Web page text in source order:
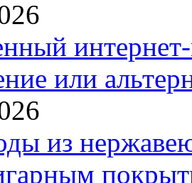
или
из